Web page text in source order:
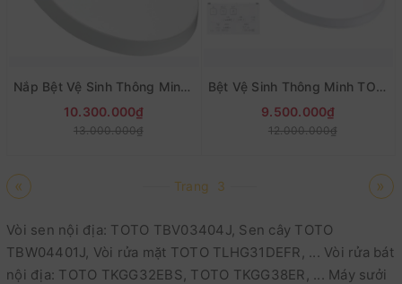
Nắp Bệt Vệ Sinh Thông Minh TOTO TCFCM56 Hàng Nội Địa
10.300.000₫
13.000.000₫
Bệt Vệ Sinh Thông Minh TOTO TCF8CS67 - Có Sưởi Chỗ Ngồi
9.500.000₫
12.000.000₫
« Trang 3 »
Vòi sen nội địa: TOTO TBV03404J, Sen cây TOTO
TBW04401J, Vòi rửa mặt TOTO TLHG31DEFR, ... Vòi rửa bát
nội địa: TOTO TKGG32EBS, TOTO TKGG38ER, ... Máy sưởi